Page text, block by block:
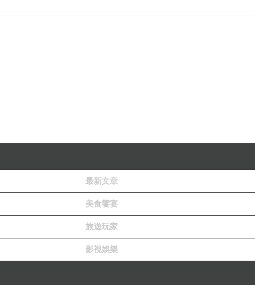
最新文章
美食饗宴
旅遊玩家
影視娛樂